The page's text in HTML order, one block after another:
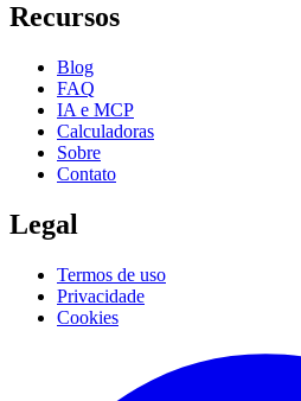
Recursos
Blog
FAQ
IA e MCP
Calculadoras
Sobre
Contato
Legal
Termos de uso
Privacidade
Cookies